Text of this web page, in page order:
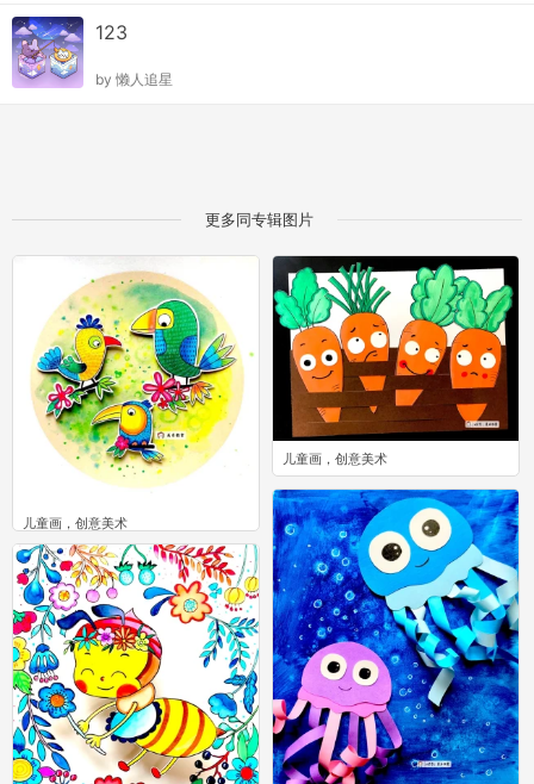
123
by 懒人追星
更多同专辑图片
儿童画，创意美术
0
儿童画，创意美术
3